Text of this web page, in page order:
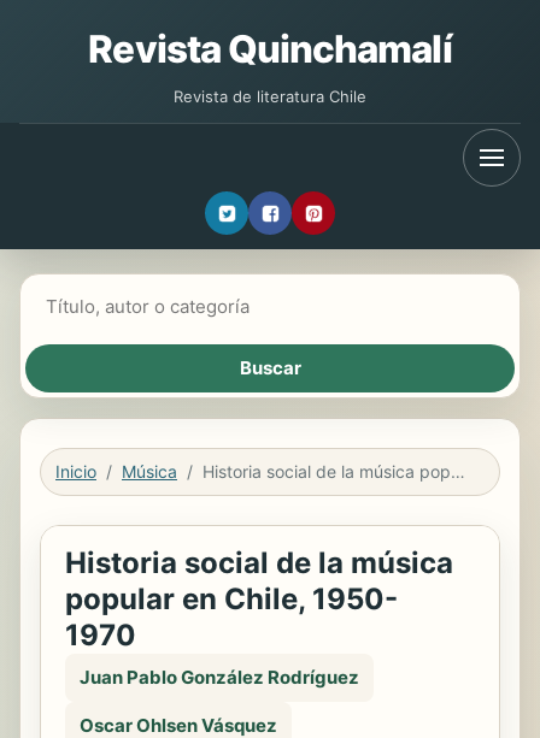
Revista Quinchamalí
Revista de literatura Chile
Inicio Música Historia social de la música popular en Chile, 1950- 1970
Historia social de la música
popular en Chile, 1950-
1970
Juan Pablo González Rodríguez
Oscar Ohlsen Vásquez